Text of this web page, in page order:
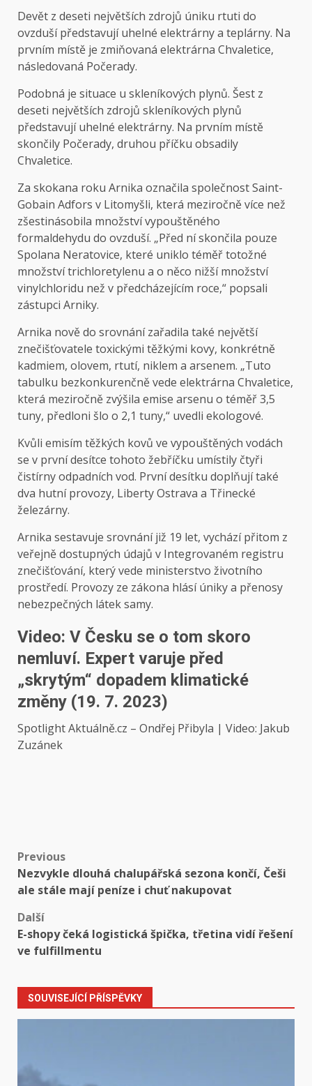
Devět z deseti největších zdrojů úniku rtuti do
ovzduší představují uhelné elektrárny a teplárny. Na
prvním místě je zmiňovaná elektrárna Chvaletice,
následovaná Počerady.
Podobná je situace u skleníkových plynů. Šest z
deseti největších zdrojů skleníkových plynů
představují uhelné elektrárny. Na prvním místě
skončily Počerady, druhou příčku obsadily
Chvaletice.
Za skokana roku Arnika označila společnost Saint-
Gobain Adfors v Litomyšli, která meziročně více než
zšestinásobila množství vypouštěného
formaldehydu do ovzduší. „Před ní skončila pouze
Spolana Neratovice, které uniklo téměř totožné
množství trichloretylenu a o něco nižší množství
vinylchloridu než v předcházejícím roce,“ popsali
zástupci Arniky.
Arnika nově do srovnání zařadila také největší
znečišťovatele toxickými těžkými kovy, konkrétně
kadmiem, olovem, rtutí, niklem a arsenem. „Tuto
tabulku bezkonkurenčně vede elektrárna Chvaletice,
která meziročně zvýšila emise arsenu o téměř 3,5
tuny, předloni šlo o 2,1 tuny,“ uvedli ekologové.
Kvůli emisím těžkých kovů ve vypouštěných vodách
se v první desítce tohoto žebříčku umístily čtyři
čistírny odpadních vod. První desítku doplňují také
dva hutní provozy, Liberty Ostrava a Třinecké
železárny.
Arnika sestavuje srovnání již 19 let, vychází přitom z
veřejně dostupných údajů v Integrovaném registru
znečišťování, který vede ministerstvo životního
prostředí. Provozy ze zákona hlásí úniky a přenosy
nebezpečných látek samy.
Video: V Česku se o tom skoro
nemluví. Expert varuje před
„skrytým“ dopadem klimatické
změny (19. 7. 2023)
Spotlight Aktuálně.cz – Ondřej Přibyla | Video: Jakub
Zuzánek
Post
navigation
Previous
Nezvykle dlouhá chalupářská sezona končí, Češi
ale stále mají peníze i chuť nakupovat
Další
E-shopy čeká logistická špička, třetina vidí řešení
ve fulfillmentu
SOUVISEJÍCÍ PŘÍSPĚVKY